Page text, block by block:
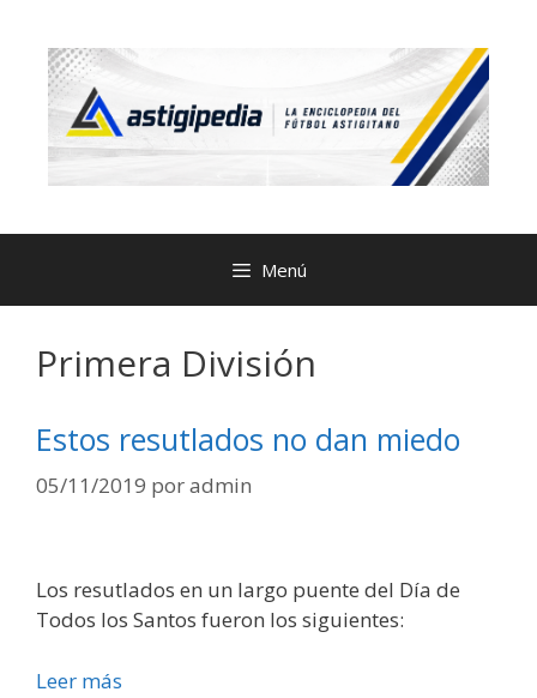
Menú
Primera División
Estos resutlados no dan miedo
05/11/2019 poradmin
Los resutlados en un largo puente del Día de
Todos los Santos fueron los siguientes:
Leer más